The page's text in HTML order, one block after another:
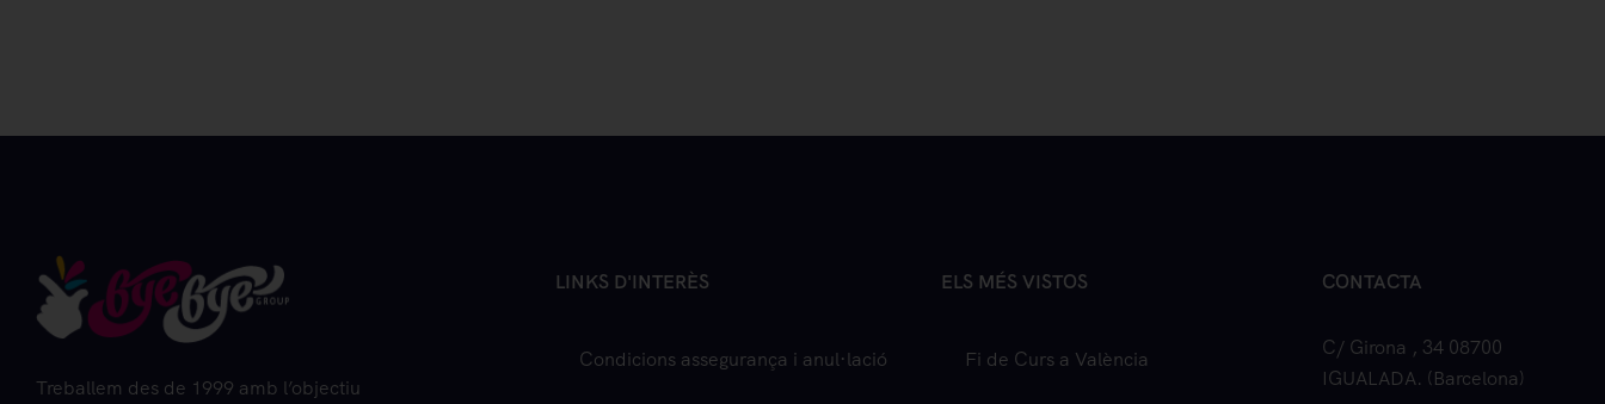
Treballem des de 1999 amb l’objectiu
LINKS D'INTERÈS
Condicions assegurança i anul·lació
ELS MÉS VISTOS
Fi de Curs a València
CONTACTA
C/ Girona , 34 08700
IGUALADA. (Barcelona)